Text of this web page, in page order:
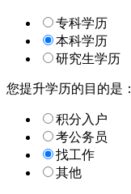
专科学历
本科学历
研究生学历
您提升学历的目的是：
积分入户
考公务员
找工作
其他